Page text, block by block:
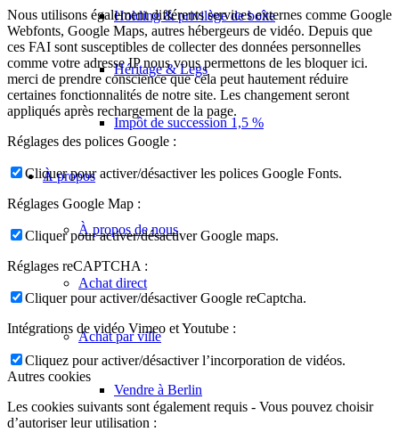
Holding & privilège de boîte
Héritage & Legs
Impôt de succession 1,5 %
À propos
À propos de nous
Achat direct
Achat par ville
Vendre à Berlin
Nous utilisons également différents services externes comme Google
Webfonts, Google Maps, autres hébergeurs de vidéo. Depuis que
ces FAI sont susceptibles de collecter des données personnelles
comme votre adresse IP nous vous permettons de les bloquer ici.
merci de prendre conscience que cela peut hautement réduire
certaines fonctionnalités de notre site. Les changement seront
appliqués après rechargement de la page.
Réglages des polices Google :
Cliquer pour activer/désactiver les polices Google Fonts.
Réglages Google Map :
Cliquer pour activer/désactiver Google maps.
Réglages reCAPTCHA :
Cliquer pour activer/désactiver Google reCaptcha.
Intégrations de vidéo Vimeo et Youtube :
Cliquez pour activer/désactiver l’incorporation de vidéos.
Autres cookies
Les cookies suivants sont également requis - Vous pouvez choisir
d’autoriser leur utilisation :